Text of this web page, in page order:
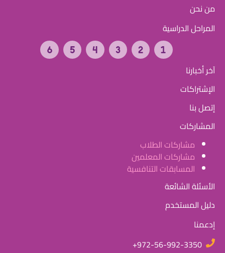
من نحن
المراحل الدراسية
آخر أخبارنا
الإشتراكات
إتصل بنا
المشاركات
مشاركات الطلاب
مشاركات المعلمين
المسابقات التنافسية
الأسئلة الشائعة
دليل المستخدم
إدعمنا
972-56-992-3350+